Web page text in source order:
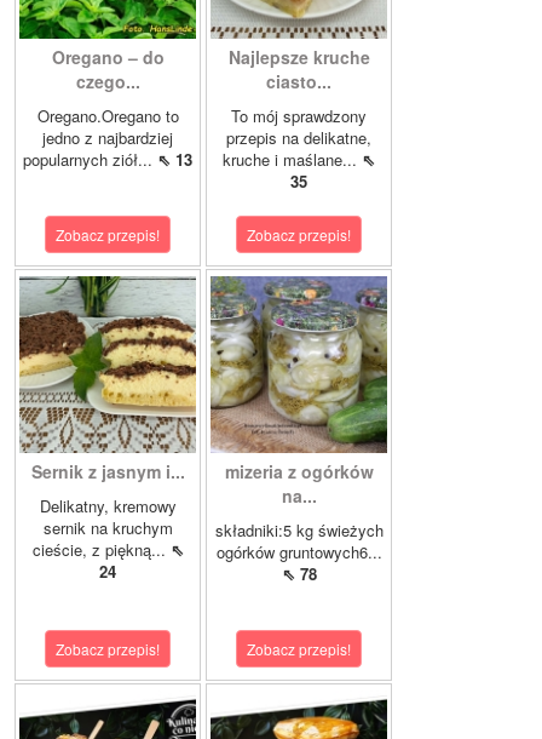
Oregano – do
czego...
Oregano.Oregano to
jedno z najbardziej
popularnych ziół... ⇖ 13
Zobacz przepis!
Najlepsze kruche
ciasto...
To mój sprawdzony
przepis na delikatne,
kruche i maślane... ⇖
35
Zobacz przepis!
Sernik z jasnym i...
Delikatny, kremowy
sernik na kruchym
cieście, z piękną... ⇖
24
Zobacz przepis!
mizeria z ogórków
na...
składniki:5 kg świeżych
ogórków gruntowych6...
⇖ 78
Zobacz przepis!